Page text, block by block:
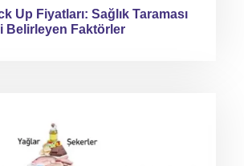
Up Fiyatları: Sağlık Taraması
Belirleyen Faktörler